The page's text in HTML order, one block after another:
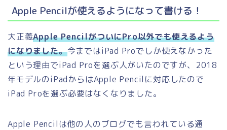
Apple Pencilが使えるようになって書ける！
大正義Apple PencilがついにPro以外でも使えるよう
になりました。今まではiPad Proでしか使えなかった
という理由でiPad Proを選ぶ人がいたのですが、2018
年モデルのiPadからはApple Pencilに対応したので
iPad Proを選ぶ必要はなくなりました。
Apple Pencilは他の人のブログでも言われている通